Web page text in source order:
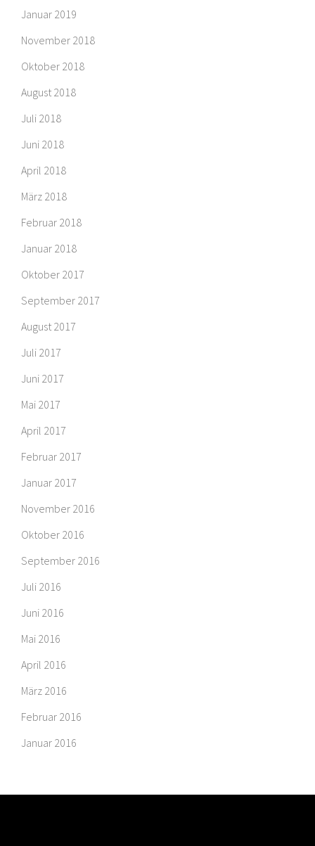
Januar 2019
November 2018
Oktober 2018
August 2018
Juli 2018
Juni 2018
April 2018
März 2018
Februar 2018
Januar 2018
Oktober 2017
September 2017
August 2017
Juli 2017
Juni 2017
Mai 2017
April 2017
Februar 2017
Januar 2017
November 2016
Oktober 2016
September 2016
Juli 2016
Juni 2016
Mai 2016
April 2016
März 2016
Februar 2016
Januar 2016